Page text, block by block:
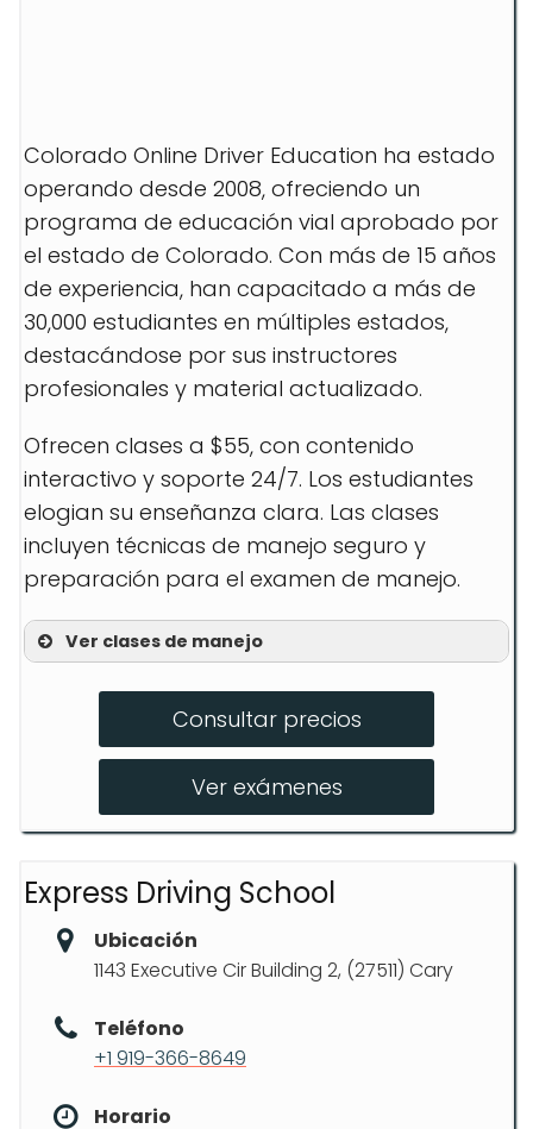
Colorado Online Driver Education ha estado
operando desde 2008, ofreciendo un
programa de educación vial aprobado por
el estado de Colorado. Con más de 15 años
de experiencia, han capacitado a más de
30,000 estudiantes en múltiples estados,
destacándose por sus instructores
profesionales y material actualizado.
Ofrecen clases a $55, con contenido
interactivo y soporte 24/7. Los estudiantes
elogian su enseñanza clara. Las clases
incluyen técnicas de manejo seguro y
preparación para el examen de manejo.
Ver clases de manejo
Learning Traffic Laws
Rush Hour Training
Consultar precios
Ver exámenes
Express Driving School
Ubicación
1143 Executive Cir Building 2, (27511) Cary
Teléfono
+1 919-366-8649
Horario